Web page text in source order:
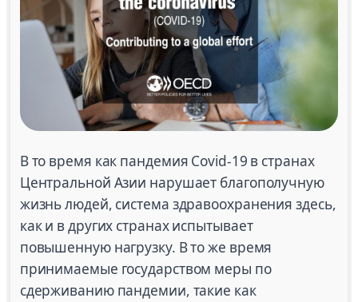
В то время как пандемия Covid-19 в странах
Центральной Азии нарушает благополучную
жизнь людей, система здравоохранения здесь,
как и в других странах испытывает
повышенную нагрузку. В то же время
принимаемые государством меры по
сдерживанию пандемии, такие как